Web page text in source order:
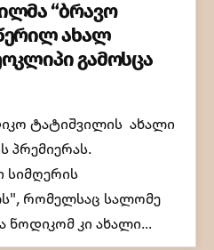
“ბრავო
ახალ
გამოსცა
ტატიშვილის ახალი
პრემიერას.
სიმღერის
რომელსაც სალომე
ნოდიკომ კი ახალი…